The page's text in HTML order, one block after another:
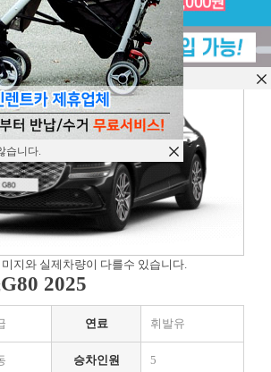
기
지와 실제차량이 다를수 있습니다.
2025
연료 휘발유
승차인원 5
습니다.
습니다.
습니다.